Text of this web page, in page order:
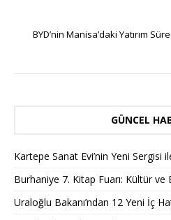
BYD’nin Manisa’daki Yatırım
GÜNCEL
Kartepe Sanat Evi’nin Yeni Sergisi
Burhaniye 7. Kitap Fuarı: Kültür ve
Uraloğlu Bakanı’ndan 12 Yeni İç